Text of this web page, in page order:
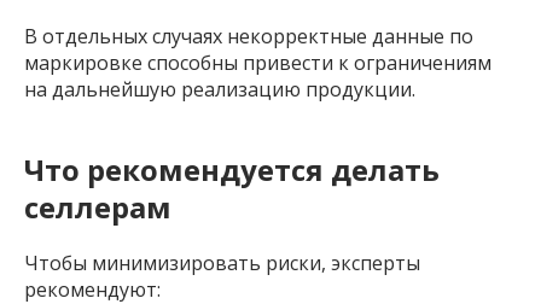
В отдельных случаях некорректные данные по
маркировке способны привести к ограничениям
на дальнейшую реализацию продукции.
Что рекомендуется делать
селлерам
Чтобы минимизировать риски, эксперты
рекомендуют: